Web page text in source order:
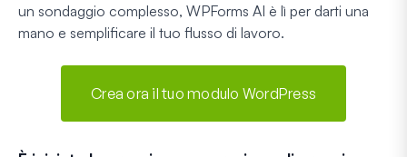
un sondaggio complesso, WPForms AI è lì per darti una
mano e semplificare il tuo flusso di lavoro.
Crea ora il tuo modulo WordPress